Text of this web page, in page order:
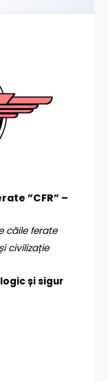
”CFR” –
căile ferate
civilizație
și sigur